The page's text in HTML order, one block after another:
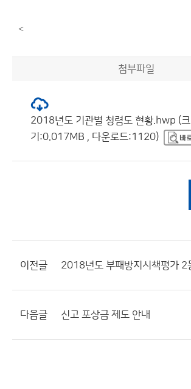
<
첨부파일
2018년도 기관별 청렴도 현황.hwp (크
기:0.017MB , 다운로드:1120)
이전글
다음글 신고 포상금 제도 안내